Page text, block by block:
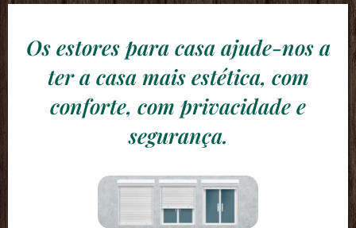
Os estores para casa ajude-nos a
ter a casa mais estética, com
conforte, com privacidade e
segurança.